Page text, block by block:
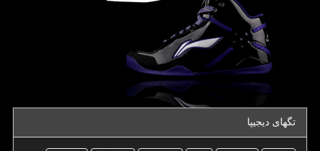
تگهای دیجیپا